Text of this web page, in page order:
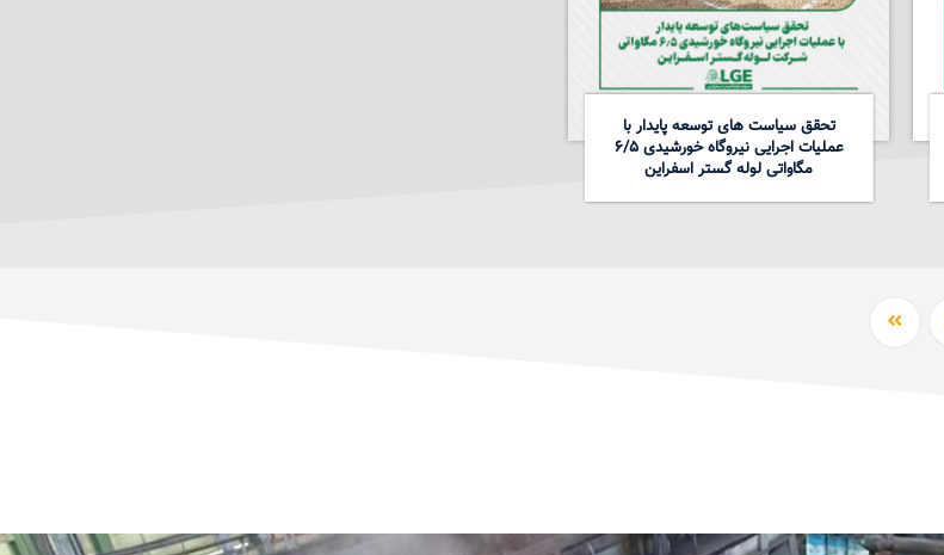
تحقق سیاست های توسعه پایدار با
عملیات اجرایی نیروگاه خورشیدی ۶/۵
مگاواتی لوله گستر اسفراین